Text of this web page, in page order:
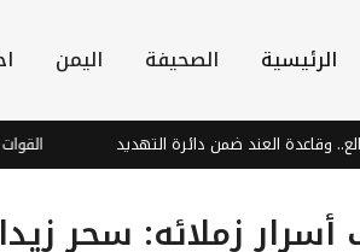
الرئيسية الصحيفة اليمن
العند ضمن دائرة التهديد القوات
زملائه: سحر